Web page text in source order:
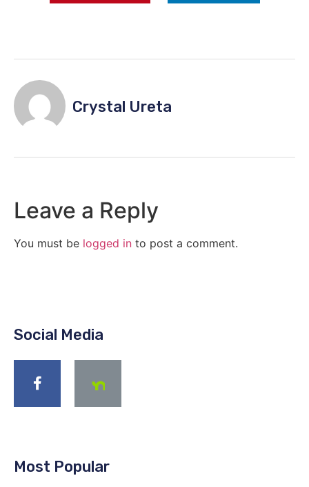
Crystal Ureta
Leave a Reply
You must be logged in to post a comment.
Social Media
Most Popular